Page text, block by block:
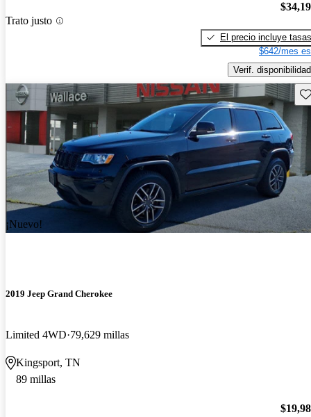
Trato justo
El precio incluye tasas
$642/mes
Verif. disponibilidad
¡Nuevo!
2019 Jeep Grand Cherokee
Limited 4WD 79,629 millas
Kingsport, TN
89 millas